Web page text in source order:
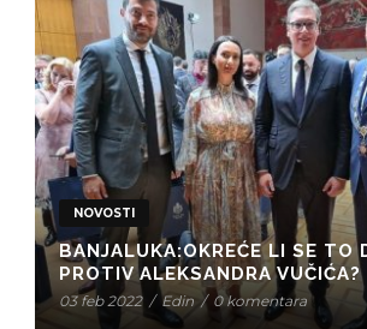
NOVOSTI
BANJALUKA:OKREĆE LI SE TO
PROTIV ALEKSANDRA VUČIĆA?
03 feb 2022 / Edin / 0 komentara